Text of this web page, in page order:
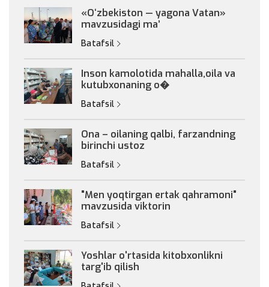
«Oʻzbekiston — yagona Vatan»
mavzusidagi maʼ
Batafsil
Inson kamolotida mahalla,oila va
kutubxonaning o�
Batafsil
Ona – oilaning qalbi, farzandning
birinchi ustoz
Batafsil
"Men yoqtirgan ertak qahramoni"
mavzusida viktorin
Batafsil
Yoshlar o'rtasida kitobxonlikni
targ'ib qilish